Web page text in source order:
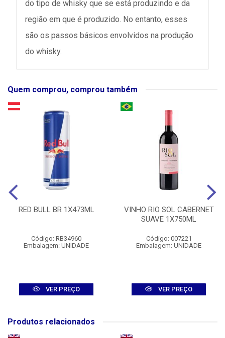
do tipo de whisky que se está produzindo e da
região em que é produzido. No entanto, esses
são os passos básicos envolvidos na produção
do whisky.
Quem comprou, comprou também
RED BULL BR 1X473ML
Código: RB34960
Embalagem: UNIDADE
VER PREÇO
VINHO RIO SOL CABERNET
SUAVE 1X750ML
Código: 007221
Embalagem: UNIDADE
VER PREÇO
Produtos relacionados